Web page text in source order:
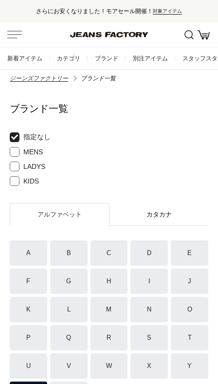
さらにお安くなりました！モアセール開催！ 対象アイテム
新着アイテム カテゴリ ブランド 別注アイテム スタッフス
ジーンズファクトリー ブランド一覧
ブランド一覧
指定なし
MENS
LADYS
KIDS
アルファベット カタカナ
A B C D E
F G H J
K L M N O
P Q R S T
U V W X Y